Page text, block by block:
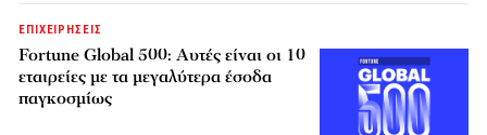
ΕΠΙΧΕΙΡΗΣΕΙΣ
Fortune Global 500: Αυτές είναι οι 10
εταιρείες με τα μεγαλύτερα έσοδα
παγκοσμίως